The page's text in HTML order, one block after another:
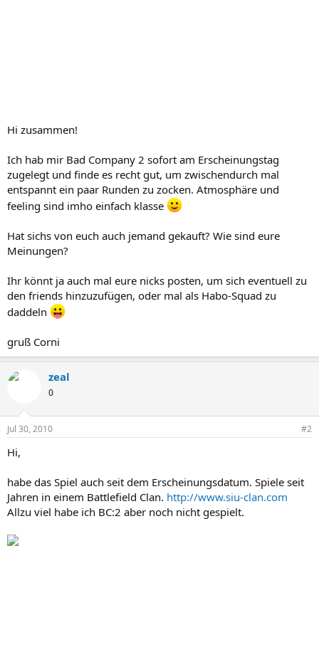
Hi zusammen!
Ich hab mir Bad Company 2 sofort am Erscheinungstag
zugelegt und finde es recht gut, um zwischendurch mal
entspannt ein paar Runden zu zocken. Atmosphäre und
feeling sind imho einfach klasse
Hat sichs von euch auch jemand gekauft? Wie sind eure
Meinungen?
Ihr könnt ja auch mal eure nicks posten, um sich eventuell zu
den friends hinzuzufügen, oder mal als Habo-Squad zu
daddeln
gruß Corni
zeal
0
Jul 30, 2010 #2
Hi,
habe das Spiel auch seit dem Erscheinungsdatum. Spiele seit
Jahren in einem Battlefield Clan. http://www.siu-clan.com
Allzu viel habe ich BC:2 aber noch nicht gespielt.